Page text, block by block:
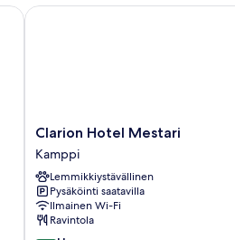
Clarion
Hotel
Mestari
Kamppi
Clarion Hotel Mestari
Kamppi
Lemmikkiystävällinen
Pysäköinti saatavilla
Ilmainen Wi-Fi
Ravintola
Clarion Hotel Mestari